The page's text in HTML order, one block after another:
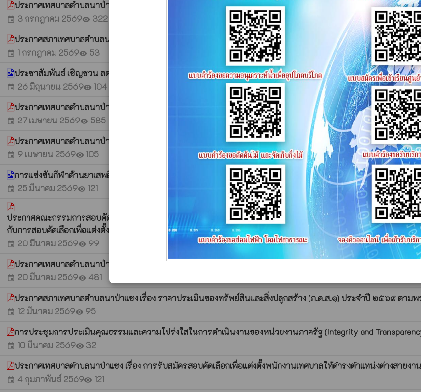
ประกาศเทศบาลตำบลนาป่าแชง เรื่อง รับโอนพนักงานเทศบาล พนักงานส่วนท้องถิ่นอื่น หรือช้าราชการประเภทอื่น เพื่
event 3 กรกฎาคม 2569visibility 322
ประกาศสภาเทศบาลตำบลนาป่าแซง เรื่อง เรียกประชุมสภาเทศบาล สมัยสามัญ สมัยที่ ๓ ประจำปี พ.ศ. ๒๕๖๙whatshot
event 1 กรกฎาคม 2569visibility 53
ประชาสัมพันธ์ เชิญชวน ลด ละ เลิกใช้โฟมและบรรจุภัณฑ์พลาสติกชนิดใช้ครั้งเดียวทิ้ง (Single - use plastics)whatshot
event 26 มิถุนายน 2569visibility 104
ประกาศเทศบาลตำบลนาป่าแซง เรื่อง ประกาศรายชื่อผู้มีสิทธิเช้ารับการสรรหาและเลือกสรรเพื่อเป็นพนักงานจ้างwhatshot
event 27 เมษายน 2569visibility 585
ประกาศเทศบาลตำบลนาป่าแชง เรื่อง ประกาศผลการสอบคัดเลือกเพื่อแต่งตั้งพนักงานเทศบาล ให้ดำรงตำแหน่งต่างสา
event 9 เมษายน 2569visibility 105
การแข่งขันกีฬาต้านยาเสพติดตำบลนาป่าแซง ประจำปี 2569 ณ สนามโรงเรียนบ้านโคกพระวินัยดี ระหว่างวันที่ 26-
event 25 มีนาคม 2569visibility 121
ประกาศคณะกรรมการสอบคัดเลือกเพื่อแต่งตั้งพนักงานเทศบาลให้ดำรงตำแหน่งต่างสายงาน ในสายงานประเภททั่วไปเป็
กับการสอบคัดเลือกเพื่อแต่งตั้งพนักงานเทศบาล ให้ดำรงตำแหน่งต่างสายงานในสายงานประเภททั่วไป เป็นสายงานปร
event 20 มีนาคม 2569visibility 99
ประกาศเทศบาลตำบลนาป่าแชง เรื่อง ประกาศรายชื่อผู้มีสิทธิสอบคัดเลือกเพื่อแต่งตั้งพนักงานเทศบาลให้ดำรงตำแหน่ง
event 20 มีนาคม 2569visibility 481
ประกาศสภาเทศบาลตำบลนาป่าแซง เรื่อง ราคาประเมินของทรัพย์สินและสิ่งปลูกสร้าง (ภ.ด.ส.๑) ประจำปี ๒๕๖๙ ตา
event 12 มีนาคม 2569visibility 95
การประชุมการประเมินคุณธรรมและความโปร่งใสในการดำเนินงานของหน่วยงานภาครัฐ (Integrity and
event 10 มีนาคม 2569visibility 32
ประกาศเทศบาลตำบลนาป่าแซง เรื่อง การรับสมัครสอบคัดเลือกเพื่อแต่งตั้งพนักงานเทศบาลให้ดำรงตำแหน่งต่างสายง
event 4 กุมภาพันธ์ 2569visibility 121